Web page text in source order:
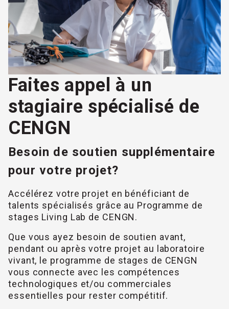
Faites appel à un
stagiaire spécialisé de
CENGN
Besoin de soutien supplémentaire
pour votre projet?
Accélérez votre projet en bénéficiant de
talents spécialisés grâce au Programme de
stages Living Lab de CENGN.
Que vous ayez besoin de soutien avant,
pendant ou après votre projet au laboratoire
vivant, le programme de stages de CENGN
vous connecte avec les compétences
technologiques et/ou commerciales
essentielles pour rester compétitif.